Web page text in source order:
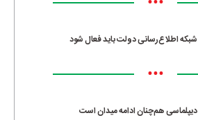
شبکه اطلاع‌رسانی دولت باید فعال شود
•••
دیپلماسی هم‌چنان ادامه میدان است